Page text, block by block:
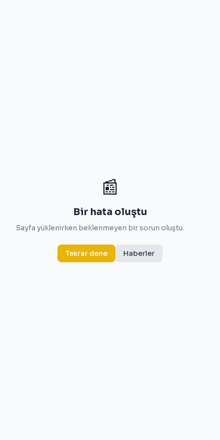
📰
Bir hata oluştu
Sayfa yüklenirken beklenmeyen bir sorun oluştu.
Tekrar dene Haberler